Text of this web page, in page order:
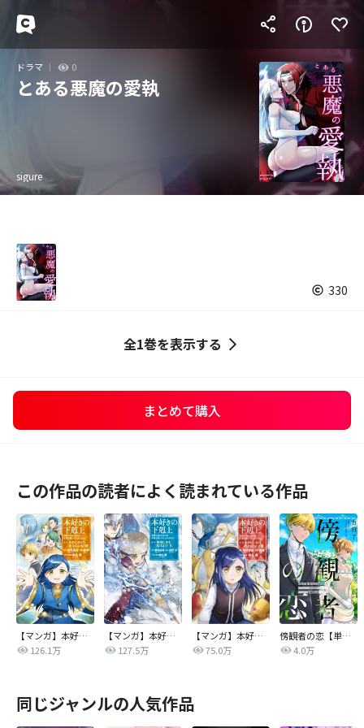
ドラマ 0
とある悪魔の愛執
sigure
330
全1巻を表示する
まとめて購入
この作品の読者によく読まれている作品
【マンガ】本好きの下剋上 第二部
126.1万
【マンガ】本好きの下剋上 第三部
127.5万
【マンガ】本好きの下剋上
75.0万
傍観者の恋【単話売】
4.0万
同じジャンルの人気作品